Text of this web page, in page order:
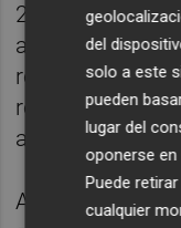
2.366
recordatorios
advertencias.
Además, inició
del
solo a este
pueden
lugar del
oponerse en
Puede
cualquier